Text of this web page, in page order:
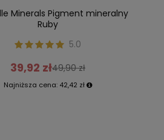
Minerals Pigment mineralny
Ruby
5.0
39,92 zł49,90 zł
Najniższa cena: 42,42 zł